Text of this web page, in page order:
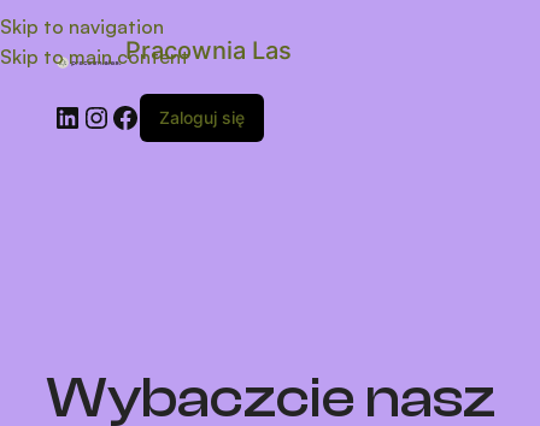
Skip to navigation
Skip to main contentPracownia Las
Zaloguj się
Wybaczcie nasz